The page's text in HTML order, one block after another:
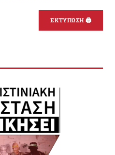
ΕΚΤΥΠΩΣΗ 🖨